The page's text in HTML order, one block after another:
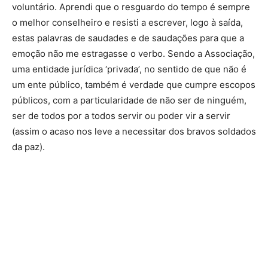
voluntário. Aprendi que o resguardo do tempo é sempre
o melhor conselheiro e resisti a escrever, logo à saída,
estas palavras de saudades e de saudações para que a
emoção não me estragasse o verbo. Sendo a Associação,
uma entidade jurídica ‘privada’, no sentido de que não é
um ente público, também é verdade que cumpre escopos
públicos, com a particularidade de não ser de ninguém,
ser de todos por a todos servir ou poder vir a servir
(assim o acaso nos leve a necessitar dos bravos soldados
da paz).